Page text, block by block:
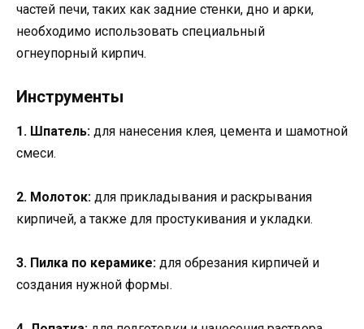
частей печи, таких как задние стенки, дно и арки,
необходимо использовать специальный
огнеупорный кирпич.
Инструменты
1. Шпатель: для нанесения клея, цемента и шамотной
смеси.
2. Молоток: для прикладывания и раскрывания
кирпичей, а также для простукивания и укладки.
3. Пилка по керамике: для обрезания кирпичей и
создания нужной формы.